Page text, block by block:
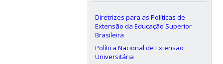
Diretrizes para as Políticas de
Extensão da Educação Superior
Brasileira
Política Nacional de Extensão
Universitária